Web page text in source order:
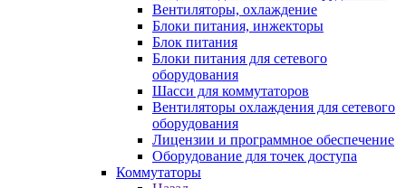
Вентиляторы, охлаждение
Блоки питания, инжекторы
Блок питания
Блоки питания для сетевого
оборудования
Шасси для коммутаторов
Вентиляторы охлаждения для сетевого
оборудования
Лицензии и программное обеспечение
Оборудование для точек доступа
Коммутаторы